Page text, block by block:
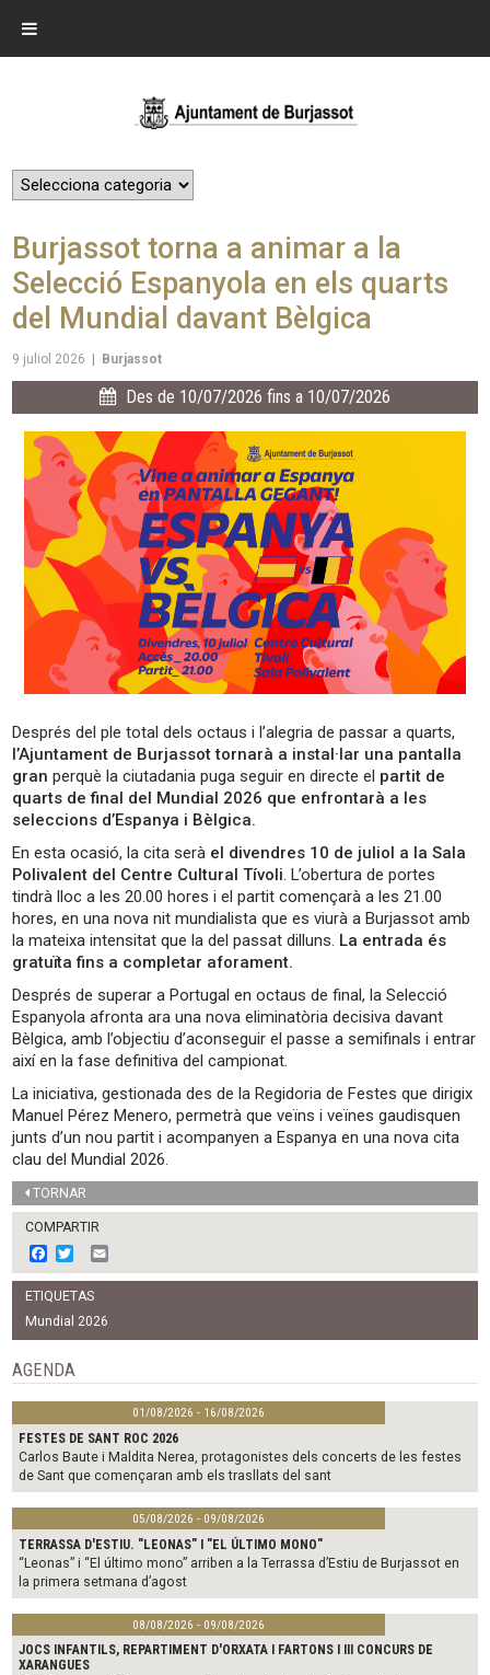
Burjassot torna a animar a la
Selecció Espanyola en els quarts
del Mundial davant Bèlgica
9 juliol 2026 Burjassot
Des de 10/07/2026 fins a 10/07/2026
Després del ple total dels octaus i l’alegria de passar a quarts,
l’Ajuntament de Burjassot tornarà a instal·lar una pantalla
gran perquè la ciutadania puga seguir en directe el partit de
quarts de final del Mundial 2026 que enfrontarà a les
seleccions d’Espanya i Bèlgica.
En esta ocasió, la cita serà el divendres 10 de juliol a la Sala
Polivalent del Centre Cultural Tívoli. L’obertura de portes
tindrà lloc a les 20.00 hores i el partit començarà a les 21.00
hores, en una nova nit mundialista que es viurà a Burjassot amb
la mateixa intensitat que la del passat dilluns. La entrada és
gratuïta fins a completar aforament.
Després de superar a Portugal en octaus de final, la Selecció
Espanyola afronta ara una nova eliminatòria decisiva davant
Bèlgica, amb l’objectiu d’aconseguir el passe a semifinals i entrar
així en la fase definitiva del campionat.
La iniciativa, gestionada des de la Regidoria de Festes que dirigix
Manuel Pérez Menero, permetrà que veïns i veïnes gaudisquen
junts d’un nou partit i acompanyen a Espanya en una nova cita
clau del Mundial 2026.
TORNAR
COMPARTIR
F
a
c
e
b
o
o
k
w
i
t
t
e
m
a
ETIQUETAS
Mundial 2026
AGENDA
01/08/2026 - 16/08/2026
FESTES DE SANT ROC 2026
Carlos Baute i Maldita Nerea, protagonistes dels concerts de les festes
de Sant que començaran amb els trasllats del sant
05/08/2026 - 09/08/2026
TERRASSA D'ESTIU. "LEONAS" I "EL ÚLTIMO MONO"
“Leonas” i “El último mono” arriben a la Terrassa d’Estiu de Burjassot en
la primera setmana d’agost
08/08/2026 - 09/08/2026
JOCS INFANTILS, REPARTIMENT D'ORXATA I FARTONS I III CONCURS DE
XARANGUES